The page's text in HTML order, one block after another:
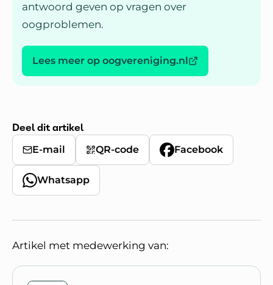
antwoord geven op vragen over
oogproblemen.
Lees meer op oogvereniging.nl
Deel dit artikel
E-mail QR-code Facebook
Whatsapp
Artikel met medewerking van: